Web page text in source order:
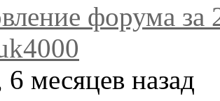
форума за
6 месяцев назад